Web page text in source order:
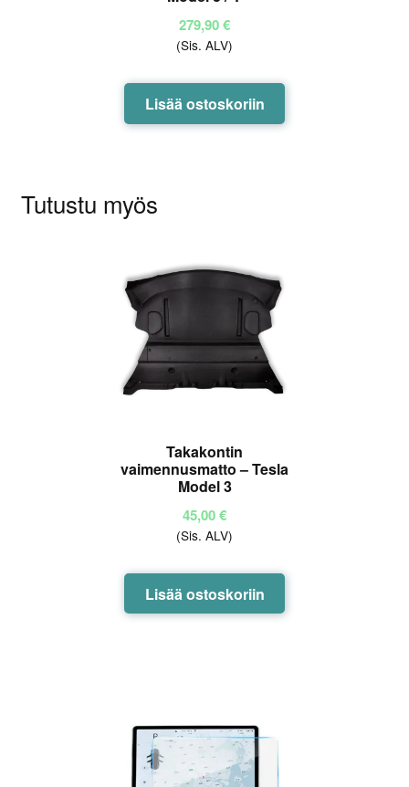
279,90€
(Sis. ALV)
Lisää ostoskoriin
Tutustu myös
Takakontin
vaimennusmatto – Tesla
Model 3
45,00€
(Sis. ALV)
Lisää ostoskoriin